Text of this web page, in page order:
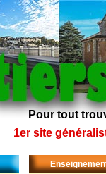
Pour tout
1er site